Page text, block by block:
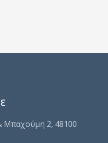
Μπαχούμη 2, 48100